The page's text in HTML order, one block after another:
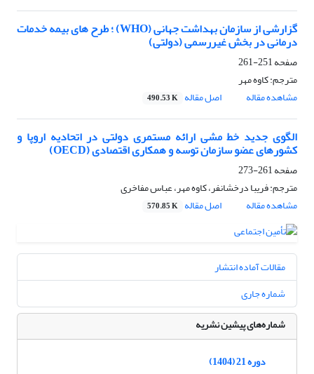
گزارشی از سازمان بهداشت جهانی (WHO) ؛ طرح های بیمه خدمات
درمانی در بخش غیررسمی (دولتی)
صفحه251-261
مترجم: کاوه مهر
مشاهده مقاله
اصل مقاله 490.53 K
الگوی جدید خط مشی ارائه مستمری دولتی در اتحادیه اروپا و
کشورهای عضو سازمان توسه و همکاری اقتصادی (OECD)
صفحه261-273
مترجم: فریبا درخشانفر، کاوه مهر، عباس مفاخری
مشاهده مقاله
اصل مقاله 570.85 K
مقالات آماده انتشار
شماره جاری
شماره‌های پیشین نشریه
دوره 21 (1404)